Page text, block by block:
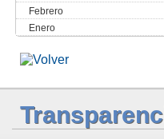
Febrero
Enero